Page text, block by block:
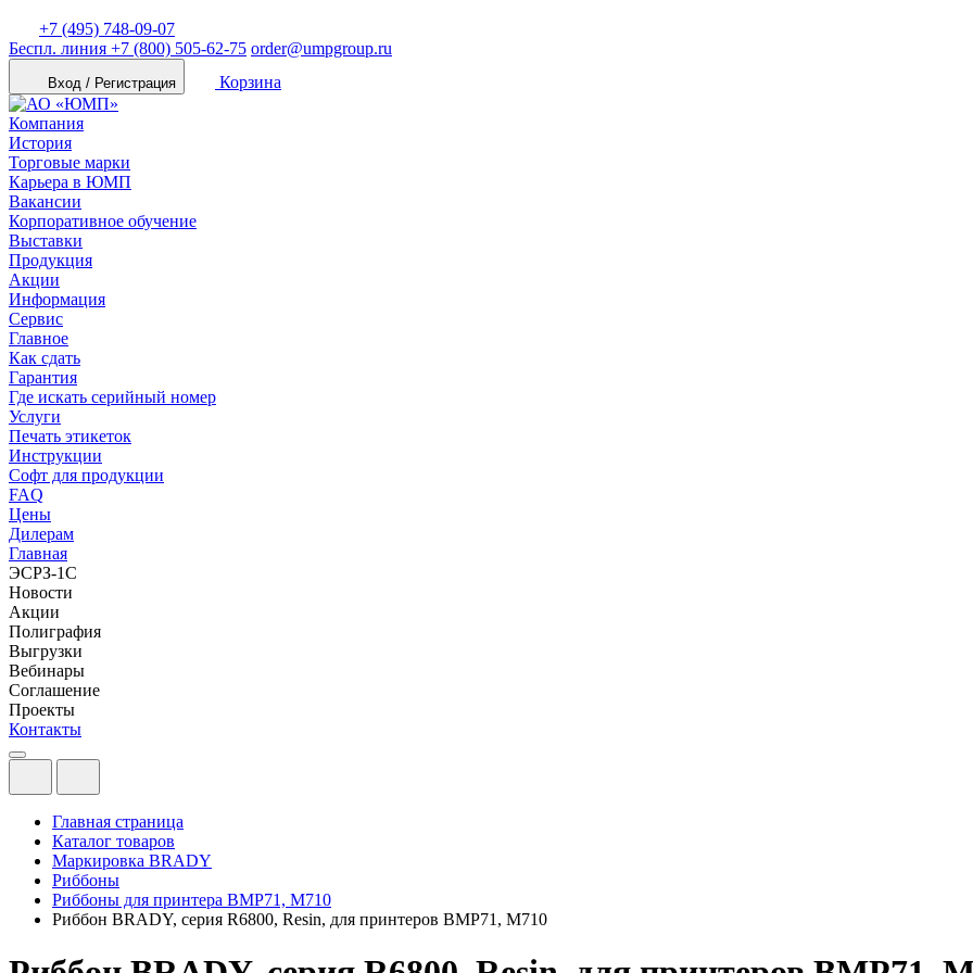
+7 (495) 748-09-07
Беспл. линия +7 (800) 505-62-75 order@umpgroup.ru
Вход / Регистрация Корзина
Компания
История
Торговые марки
Карьера в ЮМП
Вакансии
Корпоративное обучение
Выставки
Продукция
Акции
Информация
Сервис
Главное
Как сдать
Гарантия
Где искать серийный номер
Услуги
Печать этикеток
Инструкции
Софт для продукции
FAQ
Цены
Дилерам
Главная
ЭСРЗ-1С
Новости
Акции
Полиграфия
Выгрузки
Вебинары
Соглашение
Проекты
Контакты
Главная страница
Каталог товаров
Маркировка BRADY
Риббоны
Риббоны для принтера BMP71, M710
Риббон BRADY, серия R6800, Resin, для принтеров BMP71, M710